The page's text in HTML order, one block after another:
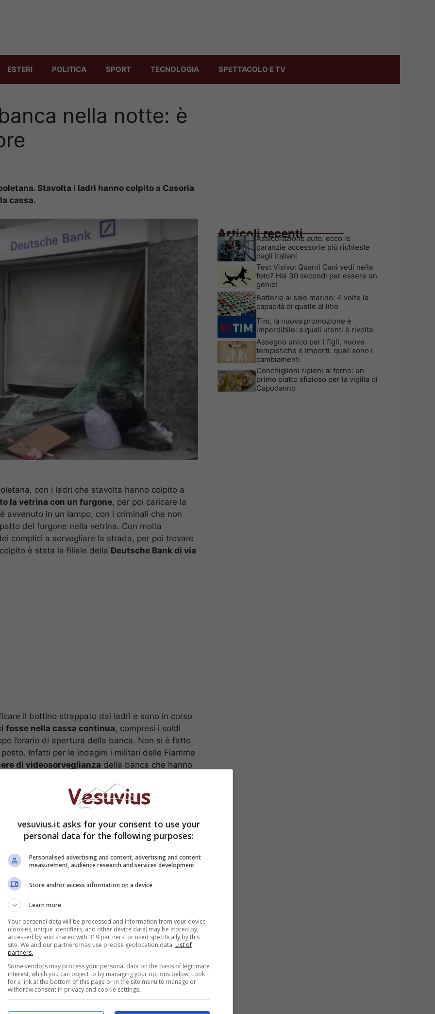
ESTERI POLITICA SPORT TECNOLOGIA SPETTACOLO E TV
nella notte: è
Stavolta i ladri hanno colpito a Casoria
cassa.
con i ladri che stavolta hanno colpito a
la vetrina con un furgone, per poi caricare la
avvenuto in un lampo, con i criminali che non
del furgone nella vetrina. Con molta
complici a sorvegliare la strada, per poi trovare
è stata la filiale della Deutsche Bank di via
il bottino strappato dai ladri e sono in corso
fosse nella cassa continua, compresi i soldi
l’orario di apertura della banca. Non si è fatto
posto. Infatti per le indagini i militari delle Fiamme
di videosorveglianza della banca che hanno
incendio nella zona industriale: nube tossica
in via Marconi:
Articoli recenti
Assicurazione auto: ecco le
garanzie accessorie più richieste
dagli italiani
Test Visivo: Quanti Cani vedi nella
foto? Hai 30 secondi per essere un
genio!
Batterie al sale marino: 4 volte la
capacità di quelle al litio
Tim, la nuova promozione è
imperdibile: a quali utenti è rivolta
Assegno unico per i figli, nuove
tempistiche e importi: quali sono i
cambiamenti
Conchiglioni ripieni al forno: un
primo piatto sfizioso per la vigilia di
Capodanno
vesuvius.it asks for your consent to use your
personal data for the following purposes:
Personalised advertising and content, advertising and content
measurement, audience research and services development
Store and/or access information on a device
Learn more
Your personal data will be processed and information from your device
(cookies, unique identifiers, and other device data) may be stored by,
accessed by and shared with 319 partners, or used specifically by this
site. We and our partners may use precise geolocation data. List of
partners.
Some vendors may process your personal data on the basis of legitimate
interest, which you can object to by managing your options below. Look
for a link at the bottom of this page or in the site menu to manage or
withdraw consent in privacy and cookie settings.